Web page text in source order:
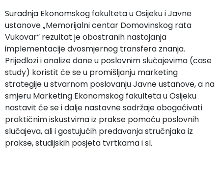
Suradnja Ekonomskog fakulteta u Osijeku i Javne
ustanove „Memorijalni centar Domovinskog rata
Vukovar“ rezultat je obostranih nastojanja
implementacije dvosmjernog transfera znanja.
Prijedlozi i analize dane u poslovnim slučajevima (case
study) koristit će se u promišljanju marketing
strategije u stvarnom poslovanju Javne ustanove, a na
smjeru Marketing Ekonomskog fakulteta u Osijeku
nastavit će se i dalje nastavne sadržaje obogaćivati
praktičnim iskustvima iz prakse pomoću poslovnih
slučajeva, ali i gostujućih predavanja stručnjaka iz
prakse, studijskih posjeta tvrtkama i sl.